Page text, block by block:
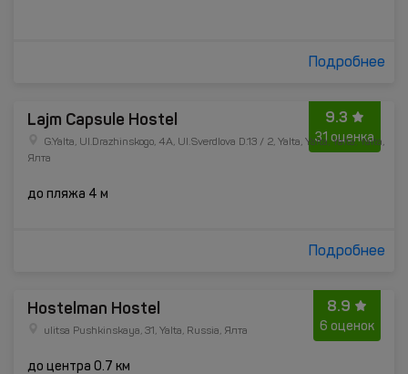
Подробнее
9.3
31 оценка
Lajm Capsule Hostel
G.Yalta, Ul.Drazhinskogo, 4A, Ul.Sverdlova D.13 / 2, Yalta, Yalta, Yalta, Yalta,
Ялта
до пляжа 4 м
Подробнее
8.9
6 оценок
Hostelman Hostel
ulitsa Pushkinskaya, 31, Yalta, Russia, Ялта
до центра 0.7 км